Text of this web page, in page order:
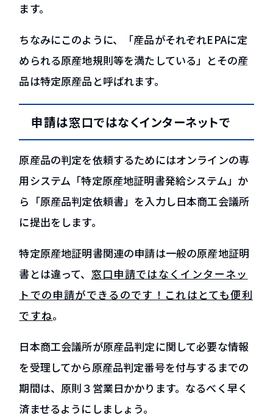
ます。
ちなみにこのように、「産品がそれぞれEPAに定
められる原産地規則等を満たしている」とその産
品は特定原産品 と呼ばれます。
申請は窓口ではなくインターネットで
原産品の判定を依頼するためにはオンラインの専
用システム「特定原産地証明書発給システム」か
ら「原産品判定依頼書」を入力し日本商工会議所
に提出をします。
特定原産地証明書関連の申請は一般の原産地証明
書とは違って、 窓口申請ではなくインターネッ
トでの申請ができるのです！これはとても便利
ですね。
日本商工会議所が原産品判定に関して必要な情報
を受理してから原産品判定番号を付与するまでの
期間は、原則３営業日かかります。なるべく早く
済ませるようにしましょう。